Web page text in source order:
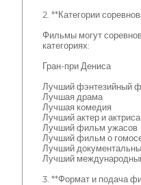
2. **Категории
Фильмы могут
категориях:
Гран-при Дениса
Лучший фэнтезийный
Лучшая драма
Лучшая комедия
Лучший актер и актриса
Лучший фильм ужасов
Лучший фильм о
Лучший
Лучший
3. **Формат и подача